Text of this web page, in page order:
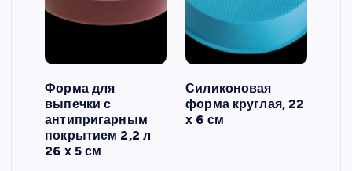
Форма для
выпечки с
антипригарным
покрытием 2,2 л
26 х 5 см
Силиконовая
форма круглая, 22
х 6 см